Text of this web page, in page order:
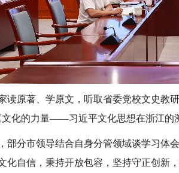
读原著、学原文，听取省委党校文史教
化的力量——习近平文化思想在浙江的
部分市领导结合自身分管领域谈学习体
化自信，秉持开放包容，坚持守正创新